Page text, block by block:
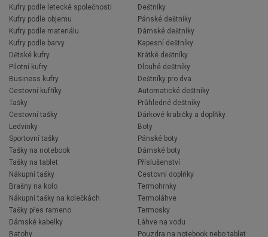
Kufry podle letecké společnosti
Kufry podle objemu
Kufry podle materiálu
Kufry podle barvy
Dětské kufry
Pilotní kufry
Business kufry
Cestovní kufříky
Tašky
Cestovní tašky
Ledvinky
Sportovní tašky
Tašky na notebook
Tašky na tablet
Nákupní tašky
Brašny na kolo
Nákupní tašky na kolečkách
Tašky přes rameno
Dámské kabelky
Batohy
Deštníky
Pánské deštníky
Dámské deštníky
Kapesní deštníky
Krátké deštníky
Dlouhé deštníky
Deštníky pro dva
Automatické deštníky
Průhledné deštníky
Dárkové krabičky a doplňky
Boty
Pánské boty
Dámské boty
Příslušenství
Cestovní doplňky
Termohrnky
Termoláhve
Termosky
Láhve na vodu
Pouzdra na notebook nebo tablet